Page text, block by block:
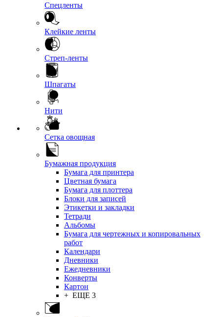
Спецленты
Клейкие ленты
Стреп-ленты
Шпагаты
Нити
Сетка овощная
Бумажная продукция
Бумага для принтера
Цветная бумага
Бумага для плоттера
Блоки для записей
Этикетки и закладки
Тетради
Альбомы
Бумага для чертежных и копировальных
работ
Календари
Дневники
Ежедневники
Конверты
Картон
+ ЕЩЕ 3